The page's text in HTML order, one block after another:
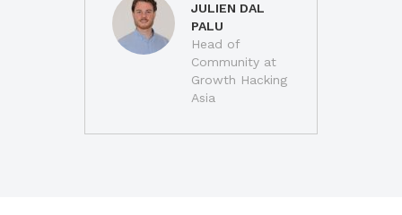
JULIEN DAL
PALU
Head of
Community at
Growth Hacking
Asia